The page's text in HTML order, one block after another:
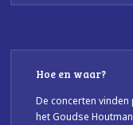
Hoe en waar?
De concerten
het Goudse